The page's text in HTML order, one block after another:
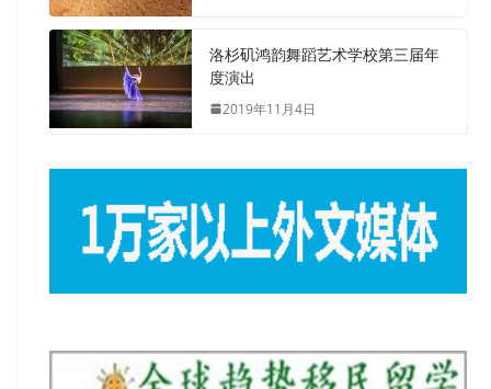
洛杉矶鸿韵舞蹈艺术学校第三届年
度演出
2019年11月4日